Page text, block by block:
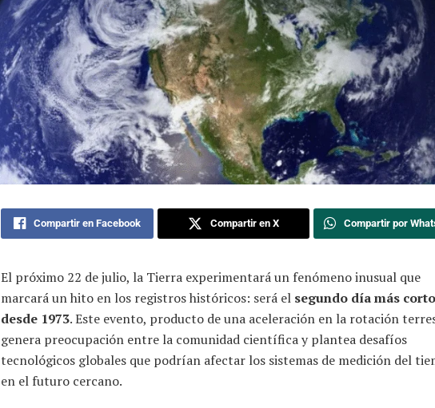
Compartir en Facebook Compartir en X Compartir por
El próximo 22 de julio, la Tierra experimentará un fenómeno inusual que
marcará un hito en los registros históricos: será el segundo día más corto
desde 1973. Este evento, producto de una aceleración en la rotación
genera preocupación entre la comunidad científica y plantea desafíos
tecnológicos globales que podrían afectar los sistemas de medición del
en el futuro cercano.